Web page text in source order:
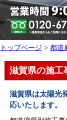
トップページ > 都道
滋賀県の施工
滋賀県は太陽光
応いたします。